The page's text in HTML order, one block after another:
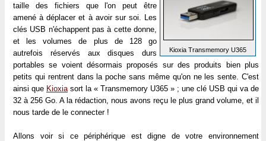
Kioxia Transmemory U365
taille des fichiers que l'on peut être
amené à déplacer et à avoir sur soi. Les
clés USB n'échappent pas à cette donne,
et les volumes de plus de 128 go
autrefois réservés aux disques durs
portables se voient désormais proposés sur des produits bien plus
petits qui rentrent dans la poche sans même qu'on ne les sente. C'est
ainsi que Kioxia sort la « Transmemory U365 » ; une clé USB qui va de
32 à 256 Go. A la rédaction, nous avons reçu le plus grand volume, et il
nous tarde de le connecter !
Allons voir si ce périphérique est digne de votre environnement